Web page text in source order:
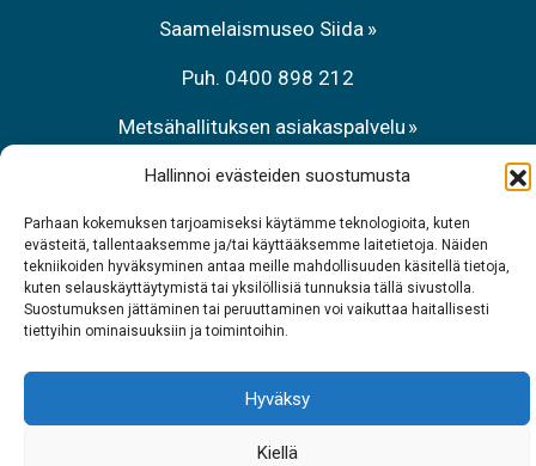
Hallinnoi evästeiden suostumusta
Parhaan kokemuksen tarjoamiseksi käytämme teknologioita, kuten
evästeitä, tallentaaksemme ja/tai käyttääksemme laitetietoja. Näiden
tekniikoiden hyväksyminen antaa meille mahdollisuuden käsitellä tietoja,
kuten selauskäyttäytymistä tai yksilöllisiä tunnuksia tällä sivustolla.
Suostumuksen jättäminen tai peruuttaminen voi vaikuttaa haitallisesti
tiettyihin ominaisuuksiin ja toimintoihin.
Hyväksy
Kiellä
Saamelaismuseo Siida
Puh. 0400 898 212
Metsähallituksen asiakaspalvelu
Puh. 0206 39 7740
Ravintola Sarrit
Puh. 040 700 6485